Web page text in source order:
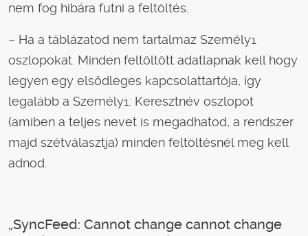
nem fog hibára futni a feltöltés.
– Ha a táblázatod nem tartalmaz Személy1
oszlopokat. Minden feltöltött adatlapnak kell hogy
legyen egy elsődleges kapcsolattartója, így
legalább a Személy1: Keresztnév oszlopot
(amiben a teljes nevet is megadhatod, a rendszer
majd szétválasztja) minden feltöltésnél meg kell
adnod.
„SyncFeed: Cannot change cannot change